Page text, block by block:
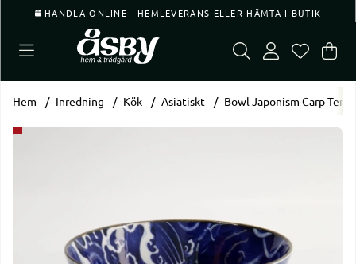
HANDLA ONLINE - HEMLEVERANS ELLER HÄMTA I BUTIK
.
Hem Inredning Kök Asiatiskt Bowl Japonism Carp
Produktbilder Bowl Japonism Carp Tendon 17,8x8,8cm